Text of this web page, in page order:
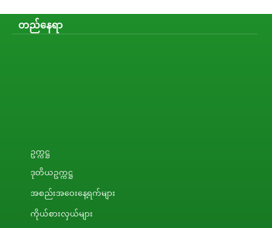
တည်နေရာ
ဥက္ကဋ္ဌ
ဒုတိယဥက္ကဋ္ဌ
အစည်းအဝေးနေ့ရက်များ
ကိုယ်စားလှယ်များ